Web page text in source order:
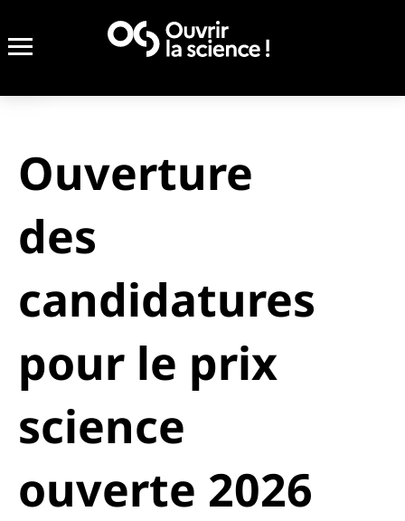
Ouverture
des
candidatures
pour le prix
science
ouverte 2026